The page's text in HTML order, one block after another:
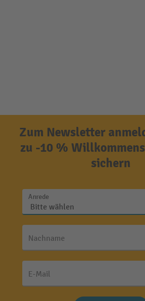
Zum Newsletter
zu -10 %
sichern
Anrede
Nachname
E-Mail